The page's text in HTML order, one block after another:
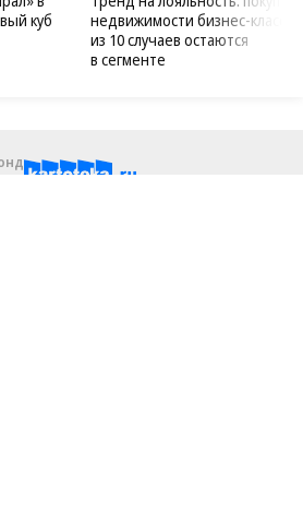
куб
недвижимости бизнес-класса
из 10 случаев остаются
в сегменте